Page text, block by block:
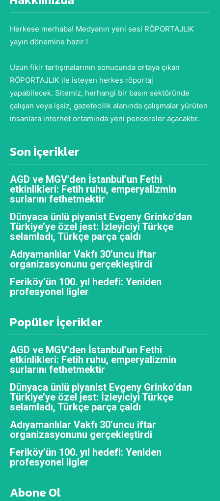
Herkese merhaba! Medyanın yeni sesi RÖPORTAJLIK
yayın dönemine hazır !
Uzun fikir tartışmalarının sonucunda ortaya çıkan
RÖPORTAJLIK ile isteyen herkes röportaj
yapabilecek. Sitemiz, herhangi bir basın sektöründe
çalışan veya işsiz, gazetecilik alanında çalışmalar yürüten
insanlara internet ortamında yeni pencereler açacaktır.
Son İçerikler
AGD ve MGV’den İstanbul’un Fethi
etkinlikleri: Fetih ruhu, emperyalizmin
surlarını fethetmektir
Dünyaca ünlü piyanist Evgeny Grinko’dan
Türkiye’ye özel jest: İzleyiciyi Türkçe
selamladı, Türkçe parça çaldı
Adıyamanlılar Vakfı 30’uncu iftar
organizasyonunu gerçekleştirdi
Feriköy’ün 100. yıl hedefi: Yeniden
profesyonel ligler
Popüler İçerikler
AGD ve MGV’den İstanbul’un Fethi
etkinlikleri: Fetih ruhu, emperyalizmin
surlarını fethetmektir
Dünyaca ünlü piyanist Evgeny Grinko’dan
Türkiye’ye özel jest: İzleyiciyi Türkçe
selamladı, Türkçe parça çaldı
Adıyamanlılar Vakfı 30’uncu iftar
organizasyonunu gerçekleştirdi
Feriköy’ün 100. yıl hedefi: Yeniden
profesyonel ligler
Abone Ol